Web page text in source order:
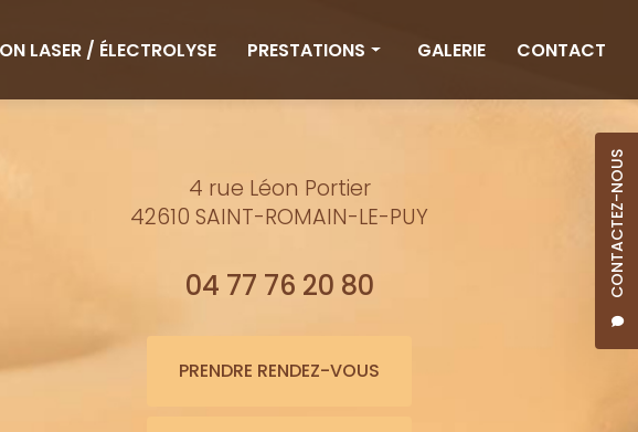
CONTACTEZ-NOUS
LASER / ÉLECTROLYSE PRESTATIONS
Minceur
Bienfaits de l'eau
GALERIE CONTACT
4 rue Léon Portier
42610 SAINT-ROMAIN-LE-PUY
04 77 76 20 80
PRENDRE RENDEZ-VOUS